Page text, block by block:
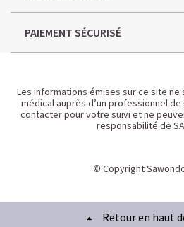
PAIEMENT SÉCURISÉ
Les informations émises sur ce site ne
médical auprès d’un professionnel
contacter pour votre suivi et ne
responsabilité de
© Copyright
Retour en haut